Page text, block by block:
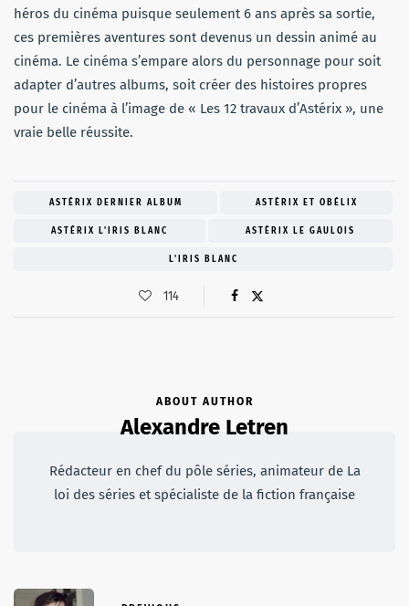
héros du cinéma puisque seulement 6 ans après sa sortie,
ces premières aventures sont devenus un dessin animé au
cinéma. Le cinéma s’empare alors du personnage pour soit
adapter d’autres albums, soit créer des histoires propres
pour le cinéma à l’image de « Les 12 travaux d’Astérix », une
vraie belle réussite.
ASTÉRIX DERNIER ALBUM ASTÉRIX ET OBÉLIX
ASTÉRIX L'IRIS BLANC ASTÉRIX LE GAULOIS
L'IRIS BLANC
114
ABOUT AUTHOR
Alexandre Letren
Rédacteur en chef du pôle séries, animateur de La
loi des séries et spécialiste de la fiction française